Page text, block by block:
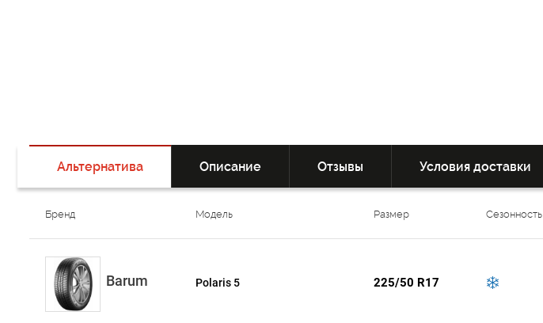
Альтернатива Описание Отзывы Условия доставки
Бренд Модель Размер Сезонность
Barum Polaris 5 225/50 R17